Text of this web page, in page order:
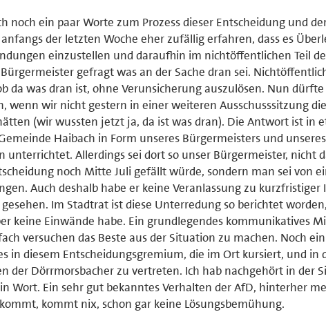
noch ein paar Worte zum Prozess dieser Entscheidung und
der letzten Woche eher zufällig erfahren, dass es
einzustellen und daraufhin im nichtöffentlichen Teil
gefragt was an der Sache dran sei.
da was dran ist, ohne Verunsicherung auszulösen. Nun
wenn wir nicht gestern in einer weiteren Ausschusssitzung
(wir wussten jetzt ja, da ist was dran). Die Antwort ist in
Haibach in Form unseres Bürgermeisters und
unterrichtet. Allerdings sei dort so unser Bürgermeister, nicht
noch Mitte Juli gefällt würde, sondern man sei von
Auch deshalb habe er keine Veranlassung zu
Im Stadtrat ist diese Unterredung so berichtet
keine Einwände habe. Ein grundlegendes kommunikatives
versuchen das Beste aus der Situation zu machen. Noch
in diesem Entscheidungsgremium, die im Ort kursiert, und in
der Dörrmorsbacher zu vertreten. Ich hab nachgehört in der
Wort. Ein sehr gut bekanntes Verhalten der AfD, hinterher
kommt nix, schon gar keine Lösungsbemühung.